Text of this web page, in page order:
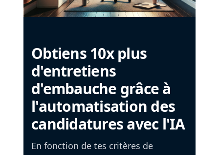
Obtiens 10x plus
d'entretiens
d'embauche grâce à
l'automatisation des
candidatures avec l'IA
En fonction de tes critères de